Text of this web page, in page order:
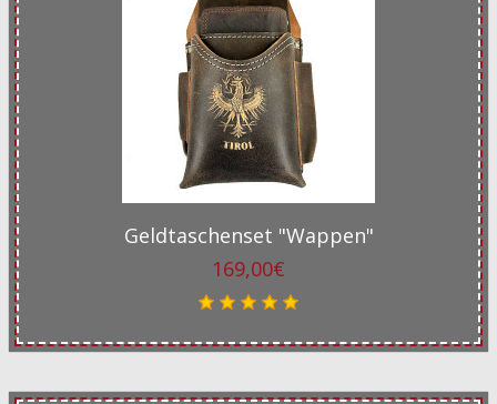
Geldtaschenset "Wappen"
169,00€